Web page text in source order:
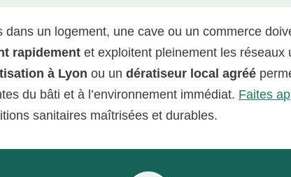
dans un logement, une cave ou un commerce
rapidement et exploitent pleinement les réseaux
à Lyon ou undératiseur local agréé
du bâti et à l’environnement immédiat. Faites
sanitaires maîtrisées et durables.